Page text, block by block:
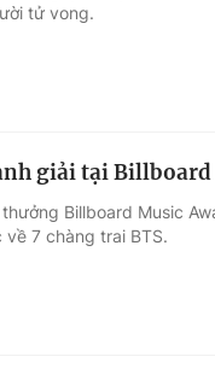
tử vong.
giải tại
Billboard Music
7 chàng trai BTS.